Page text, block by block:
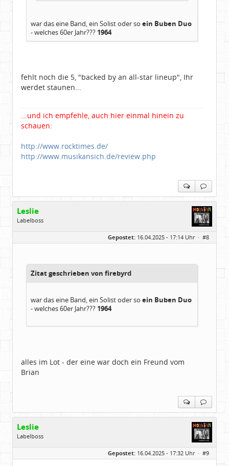
war das eine Band, ein Solist oder so ein Buben Duo
- welches 60er Jahr??? 1964
fehlt noch die 5, "backed by an all-star lineup", Ihr
werdet staunen...
...und ich empfehle, auch hier einmal hinein zu
schauen:
http://www.rocktimes.de/
http://www.musikansich.de/review.php
Leslie
Labelboss
in der Mitte zwischen Kölnarena und Festhalle Ffm
Beiträge:
48741
Gepostet: 16.04.2025 - 17:14 Uhr · #8
Zitat geschrieben von firebyrd
war das eine Band, ein Solist oder so ein Buben Duo
- welches 60er Jahr??? 1964
alles im Lot - der eine war doch ein Freund vom
Brian
Leslie
Labelboss
Geschlecht:
keine Angabe
in der Mitte zwischen Kölnarena und Festhalle Ffm
Beiträge:
48741
Gepostet: 16.04.2025 - 17:32 Uhr · #9